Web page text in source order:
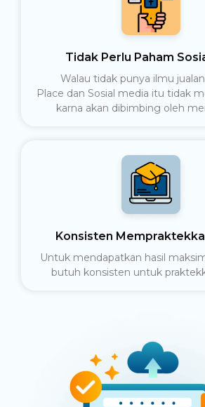
Tidak Perlu Paham
Walau tidak punya ilmu
Place dan Sosial media itu tidak
karna akan dibimbing oleh
Konsisten
Untuk mendapatkan hasil
butuh konsisten untuk